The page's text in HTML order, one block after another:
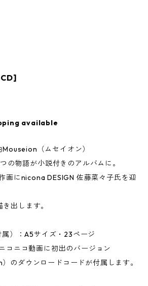
available
（ムセイオン）
の物語が小説付きのアルバムに。
画にnicona DESIGN 佐藤菜々子氏を迎
出します。
）：A5サイズ・23ページ
コニコ動画に初出のバージョン
のダウンロードコードが付属します。